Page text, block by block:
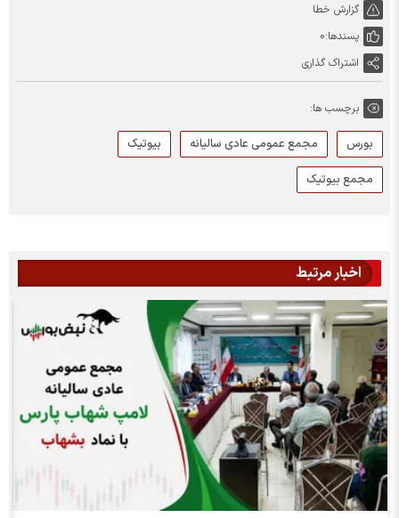
گزارش خطا
پسندها:0
اشتراک گذاری
برچسب ها:
بورس مجمع عمومی عادی سالیانه
بیوتیک
مجمع بیوتیک
اخبار مرتبط